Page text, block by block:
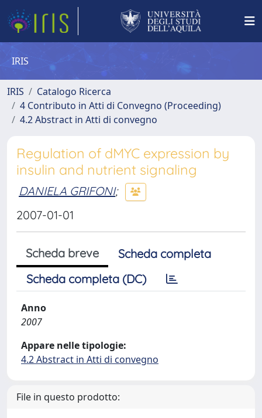
IRIS
IRIS
Catalogo Ricerca
4 Contributo in Atti di Convegno (Proceeding)
4.2 Abstract in Atti di convegno
Regulation of dMYC expression by
insulin and nutrient signaling
DANIELA GRIFONI;
2007-01-01
Scheda breve
Scheda completa
Scheda completa (DC)
Anno
2007
Appare nelle tipologie:
4.2 Abstract in Atti di convegno
File in questo prodotto: